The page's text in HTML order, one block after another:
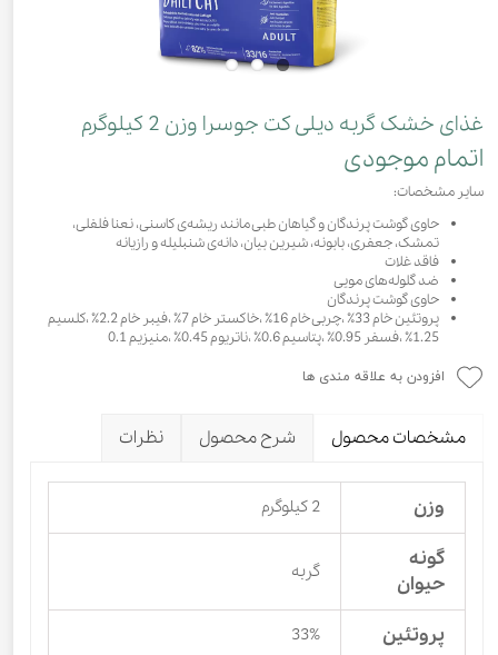
غذای خشک گربه دیلی کت جوسرا وزن 2 کیلوگرم
اتمام موجودی
سایر مشخصات:
حاوی گوشت پرندگان و گیاهان طبی مانند ریشه‌ی کاسنی، نعنا فلفلی،
تمشک، جعفری، بابونه، شیرین بیان، دانه‌ی شنبلیله و رازیانه
فاقد غلات
ضد گلوله‌های مویی
حاوی گوشت پرندگان
پروتئین خام 33٪ ،چربی خام 16٪ ،خاکستر خام 7٪ ،فیبر خام 2.2٪ ،کلسیم
1.25٪ ،فسفر 0.95٪ ،پتاسیم 0.6٪ ،ناتریوم 0.45٪ ،منیزیم 0.1
افزودن به علاقه مندی ها
مشخصات محصول شرح محصول نظرات
وزن 2 کیلوگرم
گونه
حیوان
گربه
پروتئین 33%